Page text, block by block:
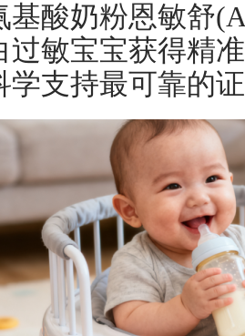
奶粉恩敏舒
过敏宝宝获得精
学支持最可靠的